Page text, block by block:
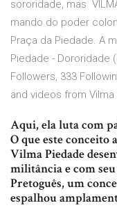
sororidade, mas
mando do poder
Praça da Piedade. A
Piedade - Dororidade
Followers, 333
and videos from
Aqui, ela luta com
O que este conceito
Vilma Piedade
militância e com
Pretoguês, um
espalhou